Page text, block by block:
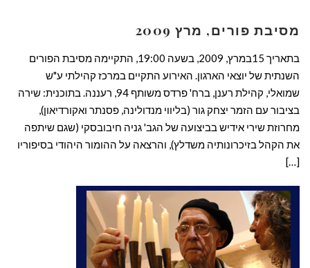
מסיבת פורים, מרץ 2009
בתאריך 15במרץ, 2009, בשעה 19:00, התקיימה מסיבת הפורים
השנתית של יוצאי הארגון. האירוע התקיים במרכז קהילתי ע"ש
שמואלי, קהילת רענן, ברח' פרדס משותף 94, רעננה. בתוכנית: שירה
בציבור עם הזמר יצחק גור (בליווי מנדולינה, פסנתר ואקורדיאון),
מחרוזת שירי אידיש בביצועה של הגב' גניה חיבובסקי (שגם שיתפה
את הקהל בזיכרונותיה משדלץ), והרצאה על ההומור היהודי בסיפוריו
[…]
קרא עוד ←